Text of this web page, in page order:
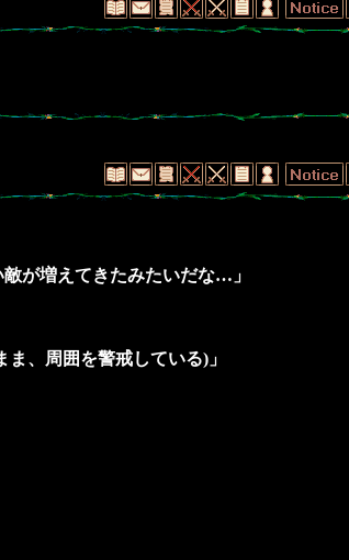
が増えてきたみたいだな…」
、周囲を警戒している)」